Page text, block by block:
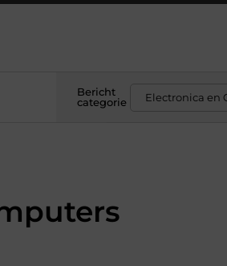
Bericht
categorie